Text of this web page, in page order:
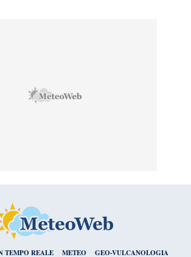
TEMPO REALE METEO GEO-VULCANOLOGIA